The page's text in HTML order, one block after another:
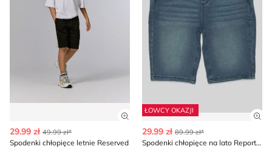
Zobacz szczegóły produktu
29.99 zł 49.99 zł*
Spodenki chłopięce letnie Reserved
ŁOWCY OKAZJI
29.99 zł 89.99 zł*
Spodenki chłopięce na lato Reporter